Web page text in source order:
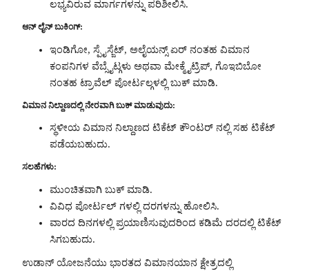
ಲಭ್ಯವಿರುವ ಮಾರ್ಗಗಳನ್ನು ಪರಿಶೀಲಿಸಿ.
ಆನ್ ಲೈನ್ ಬುಕಿಂಗ್:
ಇಂಡಿಗೋ, ಸ್ಪೈಸ್ಜೆಟ್, ಅಲೈಯನ್ಸ್ ಏರ್ ನಂತಹ ವಿಮಾನ
ಕಂಪನಿಗಳ ವೆಬ್ಸೈಟ್ಗಳು ಅಥವಾ ಮೇಕ್ಮೈಟ್ರಿಪ್, ಗೊಇಬಿಬೋ
ನಂತಹ ಟ್ರಾವೆಲ್ ಪೋರ್ಟಲ್ಗಳಲ್ಲಿ ಬುಕ್ ಮಾಡಿ.
ವಿಮಾನ ನಿಲ್ದಾಣದಲ್ಲಿ ನೇರವಾಗಿ ಬುಕ್ ಮಾಡುವುದು:
ಸ್ಥಳೀಯ ವಿಮಾನ ನಿಲ್ದಾಣದ ಟಿಕೆಟ್ ಕೌಂಟರ್ ನಲ್ಲಿ ಸಹ ಟಿಕೆಟ್
ಪಡೆಯಬಹುದು.
ಸಲಹೆಗಳು:
ಮುಂಚಿತವಾಗಿ ಬುಕ್ ಮಾಡಿ.
ವಿವಿಧ ಪೋರ್ಟಲ್ ಗಳಲ್ಲಿ ದರಗಳನ್ನು ಹೋಲಿಸಿ.
ವಾರದ ದಿನಗಳಲ್ಲಿ ಪ್ರಯಾಣಿಸುವುದರಿಂದ ಕಡಿಮೆ ದರದಲ್ಲಿ ಟಿಕೆಟ್
ಸಿಗಬಹುದು.
ಉಡಾನ್ ಯೋಜನೆಯು ಭಾರತದ ವಿಮಾನಯಾನ ಕ್ಷೇತ್ರದಲ್ಲಿ